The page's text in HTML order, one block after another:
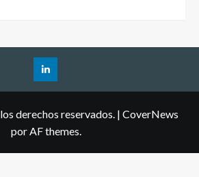
derechos reservados. | CoverNews
por AF themes.